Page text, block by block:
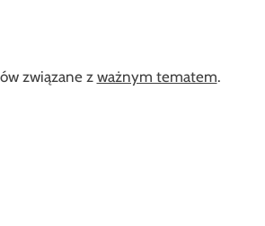
związane z ważnym tematem.